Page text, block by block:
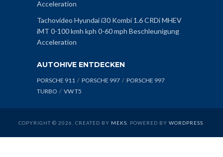
Acceleration
Tachovideo Hyundai i30 Kombi 1.6 CRDi MHEV
iMT 0-100 kmh kph 0-60 mph Beschleunigung
Acceleration
AUTOHIVE ENTDECKEN
PORSCHE 911 PORSCHE 997
PORSCHE 997
TURBO
VW T5
COPYRIGHT © 2026. CREATED BY MEKS . POWERED BY WORDPRESS